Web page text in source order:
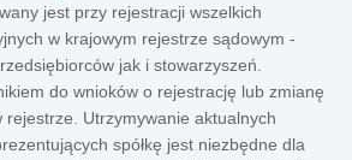
jest przy rejestracji wszelkich
w krajowym rejestrze sądowym -
jak i stowarzyszeń.
do wnioków o rejestrację lub zmianę
Utrzymywanie aktualnych
spółkę jest niezbędne dla